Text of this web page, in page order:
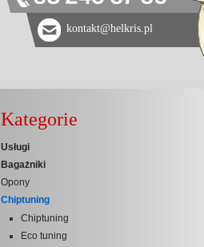
kontakt@helkris.pl
Kategorie
Usługi
Bagażniki
Opony
Chiptuning
Chiptuning
Eco tuning